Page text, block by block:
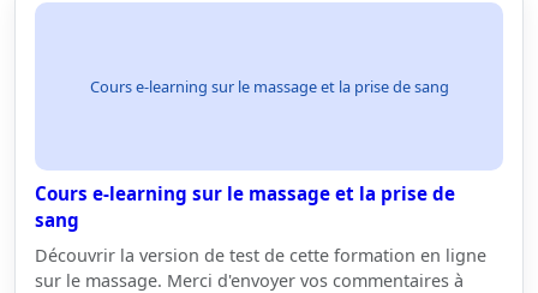
Cours e-learning sur le massage et la prise de sang
Cours e-learning sur le massage et la prise de
sang
Découvrir la version de test de cette formation en ligne
sur le massage. Merci d'envoyer vos commentaires à